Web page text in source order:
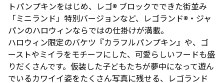
トパンプキンをはじめ、レゴ® ブロックでできた街並み
「ミニランド」特別バージョンなど、レゴランド®・ジャ
パンのハロウィンならではの仕掛けが満載。
ハロウィン限定のバケツ『カラフルパンプキン』や、ゴ
ーストやミイラをモチーフにした、可愛らしいフードも盛
りだくさんです。仮装した子どもたちが夢中になって遊ん
でいるカワイイ姿をたくさん写真に残せる、レゴランド